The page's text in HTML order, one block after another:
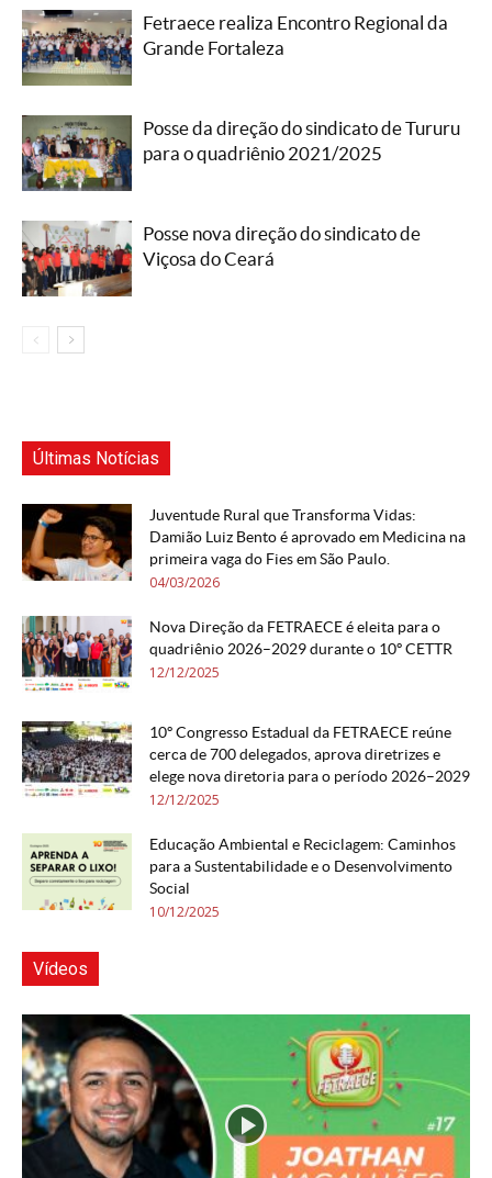
Fetraece realiza Encontro Regional da
Grande Fortaleza
Posse da direção do sindicato de Tururu
para o quadriênio 2021/2025
Posse nova direção do sindicato de
Viçosa do Ceará
Últimas Notícias
Juventude Rural que Transforma Vidas:
Damião Luiz Bento é aprovado em Medicina na
primeira vaga do Fies em São Paulo.
04/03/2026
Nova Direção da FETRAECE é eleita para o
quadriênio 2026–2029 durante o 10º CETTR
12/12/2025
10º Congresso Estadual da FETRAECE reúne
cerca de 700 delegados, aprova diretrizes e
elege nova diretoria para o período 2026–2029
12/12/2025
Educação Ambiental e Reciclagem: Caminhos
para a Sustentabilidade e o Desenvolvimento
Social
10/12/2025
Vídeos